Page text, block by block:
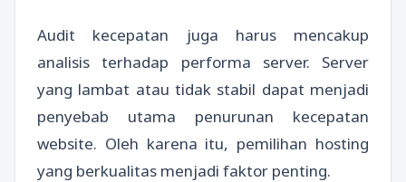
Audit kecepatan juga harus mencakup
analisis terhadap performa server. Server
yang lambat atau tidak stabil dapat menjadi
penyebab utama penurunan kecepatan
website. Oleh karena itu, pemilihan hosting
yang berkualitas menjadi faktor penting.